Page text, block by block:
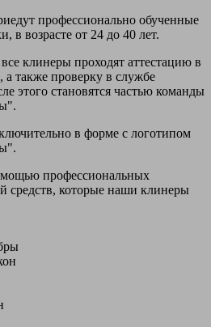
профессионально обученные
в возрасте от 24 до 40 лет.
клинеры проходят аттестацию в
также проверку в службе
этого становятся частью команды
в форме с логотипом
профессиональных
средств, которые наши клинеры